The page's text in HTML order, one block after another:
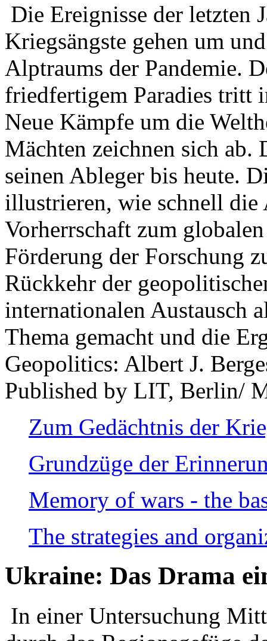
Die Ereignisse der letzten
Kriegsängste gehen um
Alptraums der Pandemie.
friedfertigem Paradies tritt
Neue Kämpfe um die
Mächten zeichnen sich
seinen Ableger bis heute.
illustrieren, wie schnell die
Vorherrschaft zum
Förderung der Forschung
Rückkehr der
internationalen Austausch
Thema gemacht und die
Geopolitics: Albert J.
Published by LIT, Berlin/
Zum Gedächtnis der
Grundzüge der
Memory of wars - the
The strategies and
Ukraine: Das Drama
In einer Untersuchung